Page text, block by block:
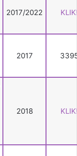
2017/2022
2017
2018